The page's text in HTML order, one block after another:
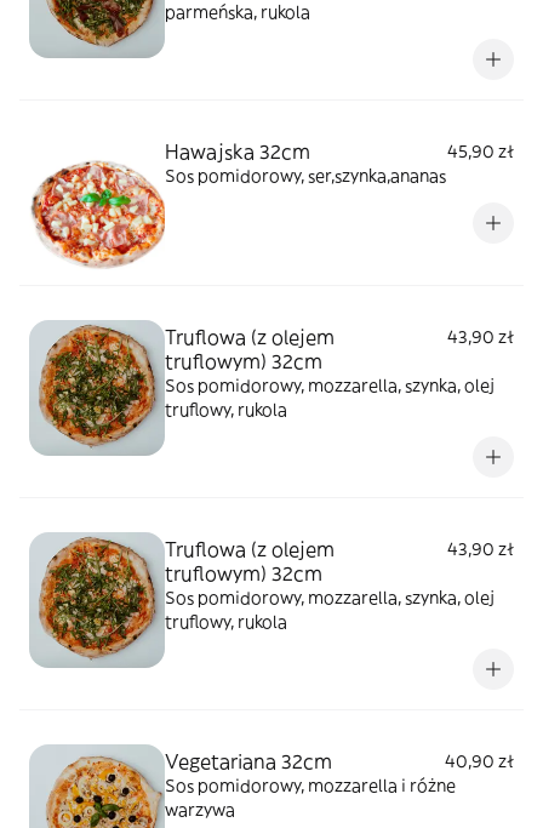
parmeńska, rukola
Hawajska 32cm
45,90 zł
Sos pomidorowy, ser,szynka,ananas
Truflowa (z olejem
truflowym) 32cm
43,90 zł
Sos pomidorowy, mozzarella, szynka, olej
truflowy, rukola
Truflowa (z olejem
truflowym) 32cm
43,90 zł
Sos pomidorowy, mozzarella, szynka, olej
truflowy, rukola
Vegetariana 32cm
40,90 zł
Sos pomidorowy, mozzarella i różne
warzywa